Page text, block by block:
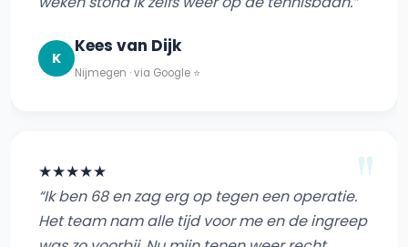
K
Kees van Dijk
Nijmegen · via Google ⭐
★★★★★
“Ik ben 68 en zag erg op tegen een operatie.
Het team nam alle tijd voor me en de ingreep